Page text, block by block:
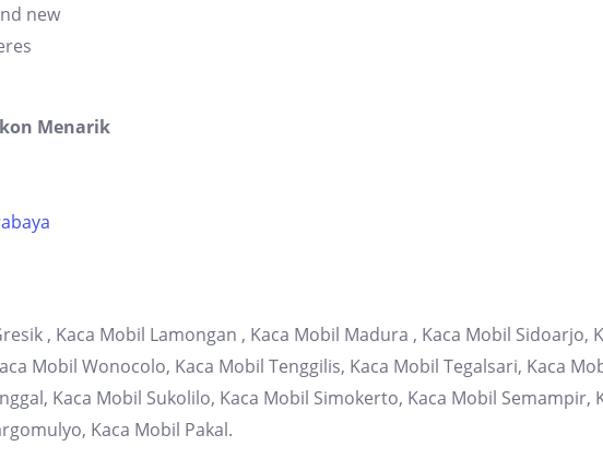
new
Menarik
, Kaca Mobil Lamongan , Kaca Mobil Madura , Kaca Mobil Sidoarjo,
Mobil Wonocolo, Kaca Mobil Tenggilis, Kaca Mobil Tegalsari, Kaca
Kaca Mobil Sukolilo, Kaca Mobil Simokerto, Kaca Mobil Semampir,
Kaca Mobil Pakal.